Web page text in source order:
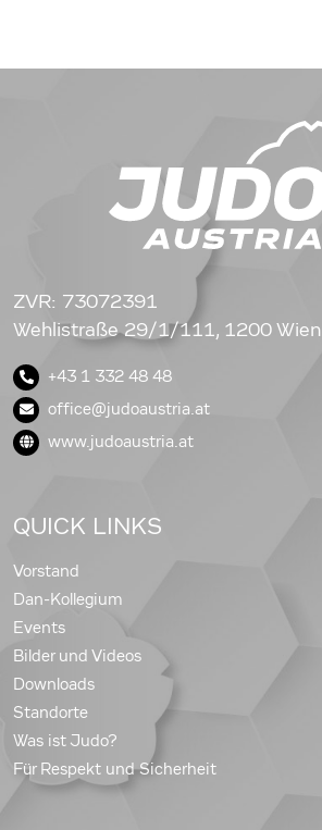
ZVR: 73072391
Wehlistraße 29/1/111, 1200 Wien
+43 1 332 48 48
office@judoaustria.at
www.judoaustria.at
QUICK LINKS
Vorstand
Dan-Kollegium
Events
Bilder und Videos
Downloads
Standorte
Was ist Judo?
Für Respekt und Sicherheit